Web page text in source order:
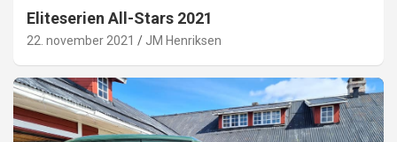
Eliteserien All-Stars 2021
22. november 2021 JM Henriksen